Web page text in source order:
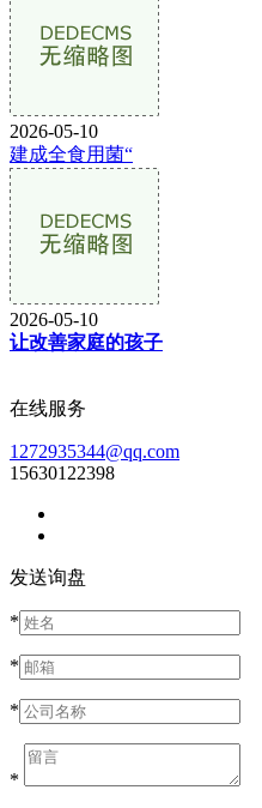
2026-05-10
建成全食用菌“
2026-05-10
让改善家庭的孩子
在线服务
1272935344@qq.com
15630122398
发送询盘
*
*
*
*